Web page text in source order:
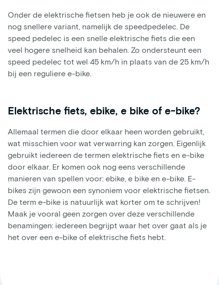
Onder de elektrische fietsen heb je ook de nieuwere en
nog snellere variant, namelijk de speedpedelec. De
speed pedelec is een snelle elektrische fiets die een
veel hogere snelheid kan behalen. Zo ondersteunt een
speed pedelec tot wel 45 km/h in plaats van de 25 km/h
bij een reguliere e-bike.
Elektrische fiets, ebike, e bike of e-bike?
Allemaal termen die door elkaar heen worden gebruikt,
wat misschien voor wat verwarring kan zorgen. Eigenlijk
gebruikt iedereen de termen elektrische fiets en e-bike
door elkaar. Er komen ook nog eens verschillende
manieren van spellen voor: ebike, e bike en e-bike. E-
bikes zijn gewoon een synoniem voor elektrische fietsen.
De term e-bike is natuurlijk wat korter om te schrijven!
Maak je vooral geen zorgen over deze verschillende
benamingen: iedereen begrijpt waar het over gaat als je
het over een e-bike of elektrische fiets hebt.